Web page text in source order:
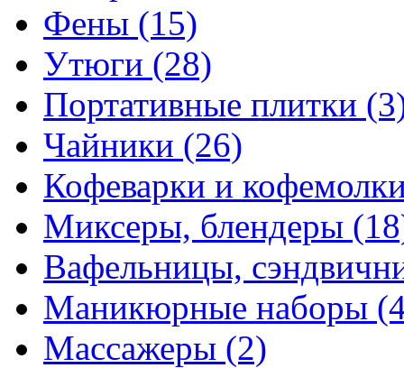
Фены (15)
Утюги (28)
Портативные плитки
Чайники (26)
Кофеварки и
Миксеры, блендеры
Вафельницы,
Маникюрные наборы
Массажеры (2)